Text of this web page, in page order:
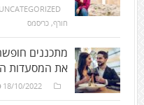
UNCATEGORIZED
חורף, כריסמס
מתכננים
את המסעדות
18/10/2022